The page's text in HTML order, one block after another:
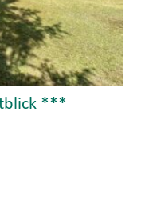
***